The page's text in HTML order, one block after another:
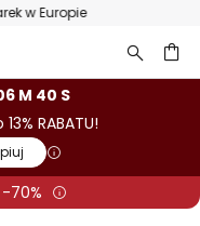
w Europie
M 39 S
RABATU!
70%